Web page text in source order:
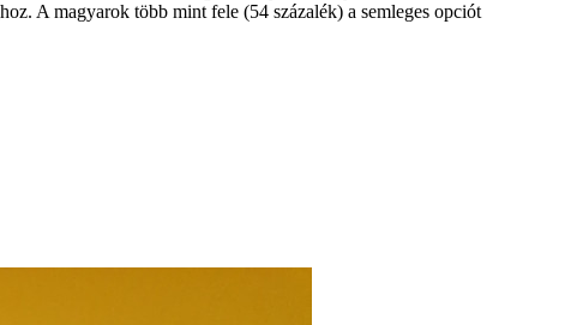
A magyarok több mint fele (54 százalék) a semleges opciót